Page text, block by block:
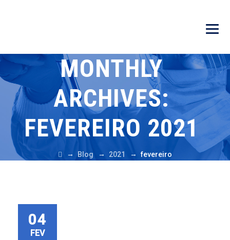
MONTHLY
ARCHIVES:
FEVEREIRO 2021
→ Blog → 2021 → fevereiro
04
FEV